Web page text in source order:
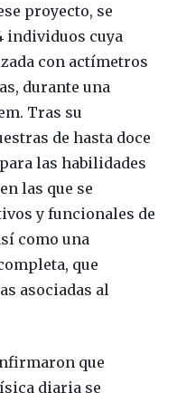
proyecto, se
individuos cuya
con actímetros
durante una
Tras su
de hasta doce
las habilidades
las que se
y funcionales de
como una
que
asociadas al
que
diaria se